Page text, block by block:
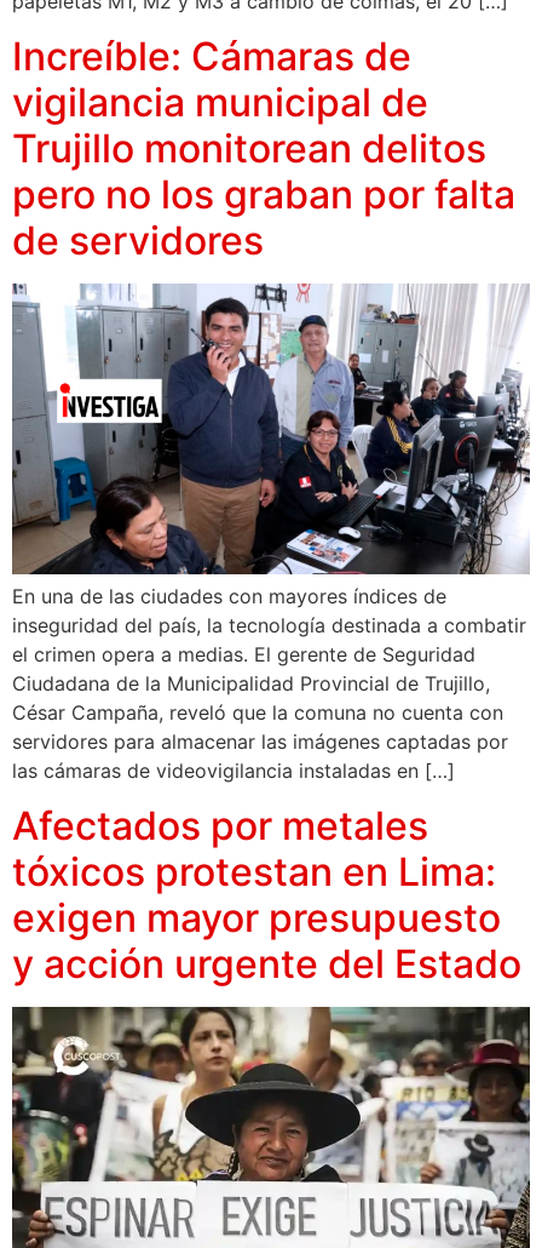
Increíble: Cámaras de
vigilancia municipal de
Trujillo monitorean delitos
pero no los graban por falta
de servidores
En una de las ciudades con mayores índices de
inseguridad del país, la tecnología destinada a combatir
el crimen opera a medias. El gerente de Seguridad
Ciudadana de la Municipalidad Provincial de Trujillo,
César Campaña, reveló que la comuna no cuenta con
servidores para almacenar las imágenes captadas por
las cámaras de videovigilancia instaladas en […]
Afectados por metales
tóxicos protestan en Lima:
exigen mayor presupuesto
y acción urgente del Estado